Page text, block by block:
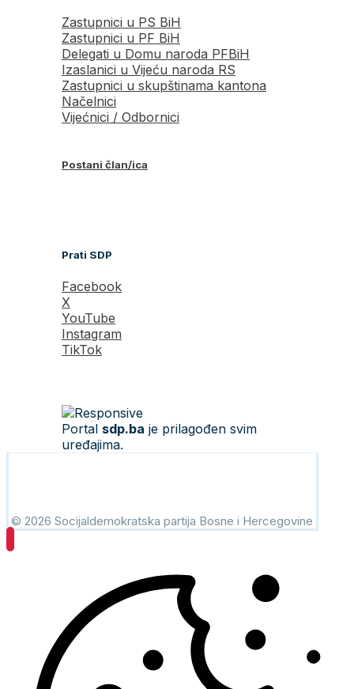
Zastupnici u PS BiH
Zastupnici u PF BiH
Delegati u Domu naroda PFBiH
Izaslanici u Vijeću naroda RS
Zastupnici u skupštinama kantona
Načelnici
Vijećnici / Odbornici
Postani član/ica
Prati SDP
Facebook
X
YouTube
Instagram
TikTok
Portal sdp.ba je prilagođen svim
uređajima.
© 2026 Socijaldemokratska partija Bosne i Hercegovine